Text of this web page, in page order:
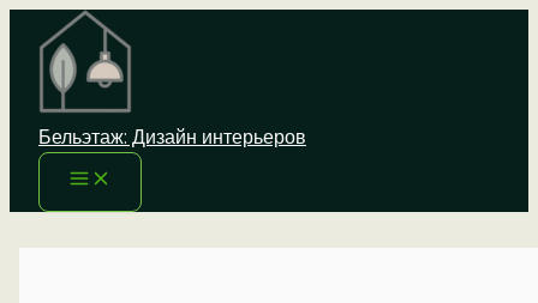
Перейти
содержимому
Бельэтаж: Дизайн интерьеров